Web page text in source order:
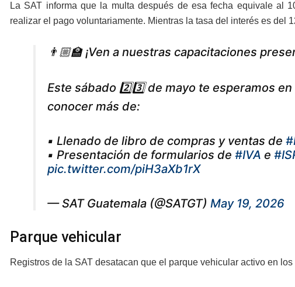
La SAT informa que la multa después de esa fecha equivale al
realizar el pago voluntariamente. Mientras la tasa del interés es del
👨🏼‍🏫 ¡Ven a nuestras capacitaciones
Este sábado 2️⃣3️⃣ de mayo te esperamos
conocer más de:
▪️ Llenado de libro de compras y ventas de
▪️ Presentación de formularios de #IVA e
pic.twitter.com/piH3aXb1rX
— SAT Guatemala (@SATGT) May 19, 2026
Parque vehicular
Registros de la SAT desatacan que el parque vehicular activo en